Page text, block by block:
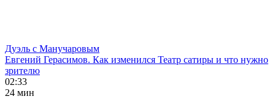
Дуэль с Манучаровым
Евгений Герасимов. Как изменился Театр сатиры и что нужно
зрителю
02:33
24 мин